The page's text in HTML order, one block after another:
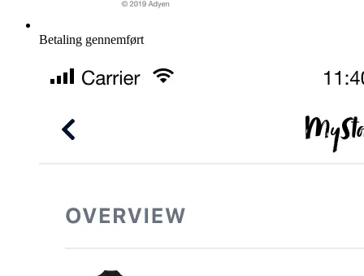
Betaling gennemført